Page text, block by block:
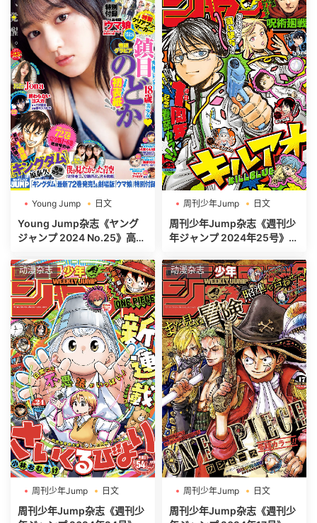
Young Jump
日文
週刊ヤングジャンプ
Young Jump杂志《ヤング
ジャンプ 2024 No.25》高清
周刊少年Jump
日文
週刊少年ジャンプ
周刊少年Jump杂志《週刊少
年ジャンプ 2024年25号》高
动漫杂志
周刊少年Jump
日文
週刊少年ジャンプ
周刊少年Jump杂志《週刊少
动漫杂志
周刊少年Jump
日文
週刊少年ジャンプ
周刊少年Jump杂志《週刊少